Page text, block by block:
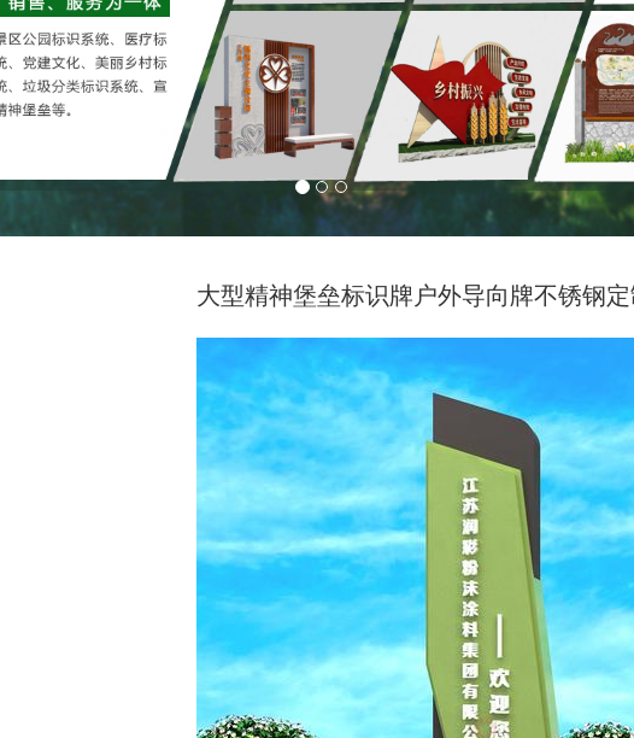
大型精神堡垒标识牌户外导向牌不锈钢